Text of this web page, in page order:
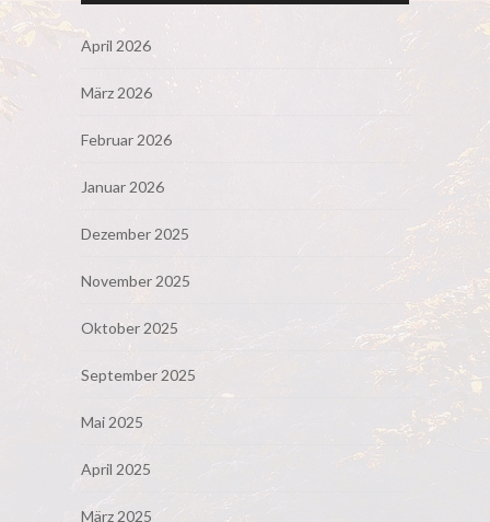
April 2026
März 2026
Februar 2026
Januar 2026
Dezember 2025
November 2025
Oktober 2025
September 2025
Mai 2025
April 2025
März 2025